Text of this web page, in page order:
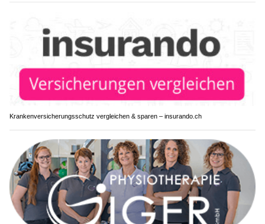
Krankenversicherungsschutz vergleichen & sparen – insurando.ch